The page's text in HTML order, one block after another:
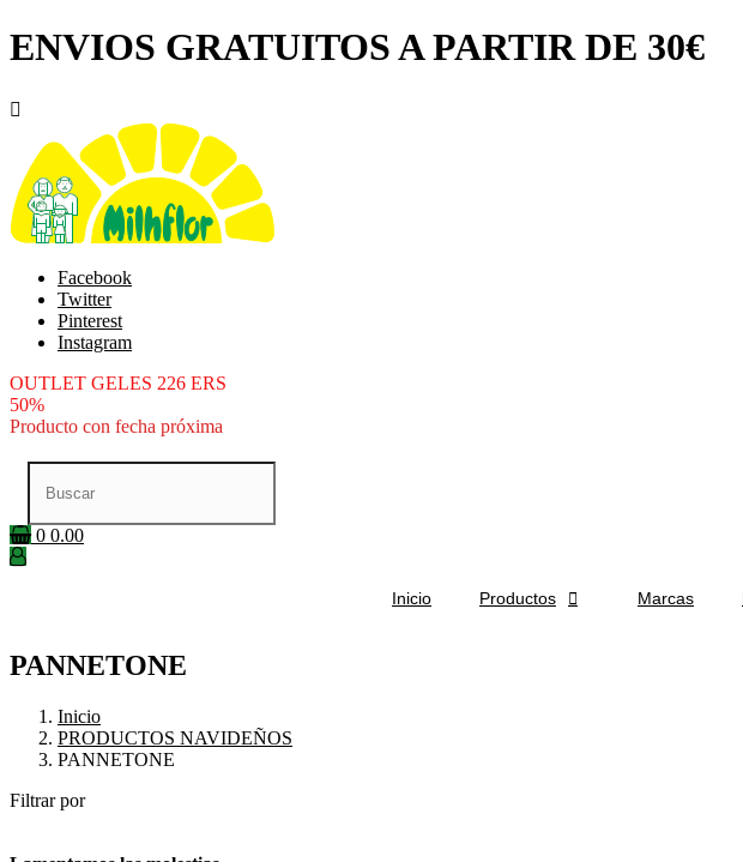
ENVIOS GRATUITOS A PARTIR DE 30€

Facebook
Twitter
Pinterest
Instagram
OUTLET GELES 226 ERS
50%
Producto con fecha próxima
0 0.00
Inicio Productos  Marcas
PANNETONE
Inicio
PRODUCTOS NAVIDEÑOS
PANNETONE
Filtrar por